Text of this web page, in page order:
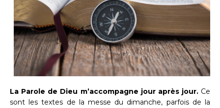
La Parole de Dieu m’accompagne jour après jour. Ce
sont les textes de la messe du dimanche, parfois de la